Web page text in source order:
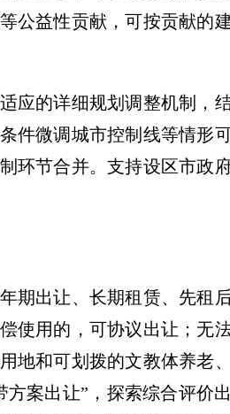
公益性贡献，可按贡献的
应的详细规划调整机制，
件微调城市控制线等情形
环节合并。支持设区市政
期出让、长期租赁、先租
使用的，可协议出让；无
地和可划拨的文教体养老
案出让”，探索综合评价